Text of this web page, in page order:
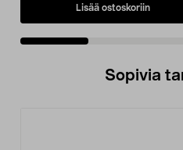
Lisää ostoskoriin
Sopivia